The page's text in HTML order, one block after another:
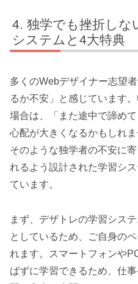
独学でも挫折しな
システムと4大特典
多くのWebデザイナー志望
るか不安」と感じています
場合は、「また途中で諦め
心配が大きくなるかもしれ
そのような独学者の不安に
れるよう設計された学習シ
ています。
まず、デザトレの学習シス
としているため、ご自身の
れます。スマートフォンや
ばずに学習できるため、仕